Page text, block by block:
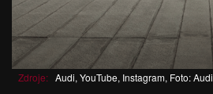
Zdroje: Audi, YouTube, Instagram, Foto: Audi